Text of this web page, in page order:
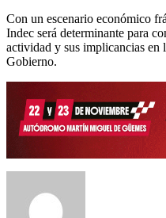
Con un escenario económico
Indec será determinante para
actividad y sus implicancias en
Gobierno.